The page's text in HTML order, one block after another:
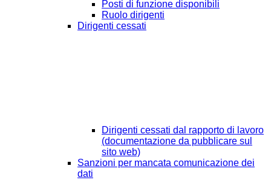
Posti di funzione disponibili
Ruolo dirigenti
Dirigenti cessati
Dirigenti cessati dal rapporto di lavoro
(documentazione da pubblicare sul
sito web)
Sanzioni per mancata comunicazione dei
dati